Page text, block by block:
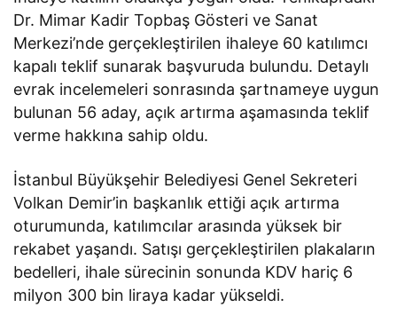
Dr. Mimar Kadir Topbaş Gösteri ve Sanat
Merkezi’nde gerçekleştirilen ihaleye 60 katılımcı
kapalı teklif sunarak başvuruda bulundu. Detaylı
evrak incelemeleri sonrasında şartnameye uygun
bulunan 56 aday, açık artırma aşamasında teklif
verme hakkına sahip oldu.
İstanbul Büyükşehir Belediyesi Genel Sekreteri
Volkan Demir’in başkanlık ettiği açık artırma
oturumunda, katılımcılar arasında yüksek bir
rekabet yaşandı. Satışı gerçekleştirilen plakaların
bedelleri, ihale sürecinin sonunda KDV hariç 6
milyon 300 bin liraya kadar yükseldi.